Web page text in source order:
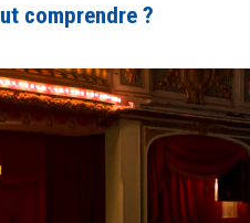
comprendre ?